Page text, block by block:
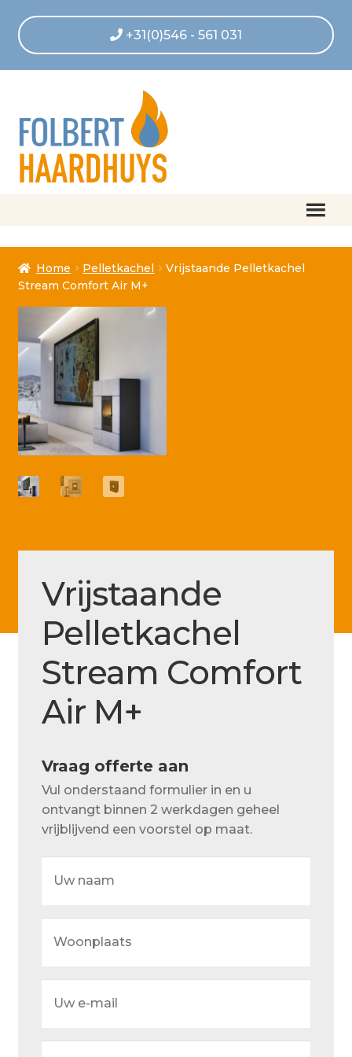
+31(0)546 - 561 031
Afrekenen
Algemene voorwaarden
Betaling geannuleerd
Betaling voltooid
Blog
Contact
FAQ
Klantenservice
Betaalmethode
Over ons
Privacy
Retouren – Geschillen – Garantie
Home Pelletkachel
Vrijstaande Pelletkachel
Stream Comfort Air M+
Vrijstaande
Pelletkachel
Stream Comfort
Air M+
Vraag offerte aan
Vul onderstaand formulier in en u
ontvangt binnen 2 werkdagen geheel
vrijblijvend een voorstel op maat.
naam